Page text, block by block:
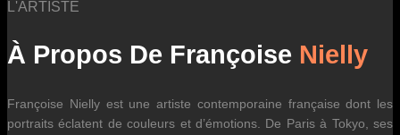
L'ARTISTE
À Propos De Françoise Nielly
Françoise Nielly est une artiste contemporaine française dont les
portraits éclatent de couleurs et d’émotions. De Paris à Tokyo, ses